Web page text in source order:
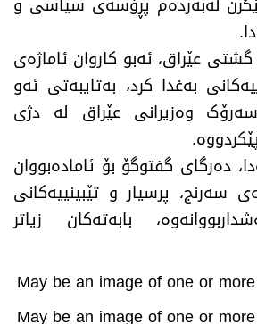
عێراق، ئەبو کاروان ئاماژەی
بەغدا کرد، بەتایبەتی ئەو
وەزیرانی عێراق لە دژی
دەرگای گفتوگۆ بۆ ئامادەبووان
سەرنج، پرسیار و تێبینییەکانی
بابەتەکان زیاتر